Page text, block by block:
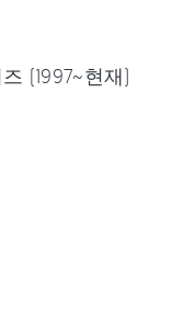
(1997~현재)